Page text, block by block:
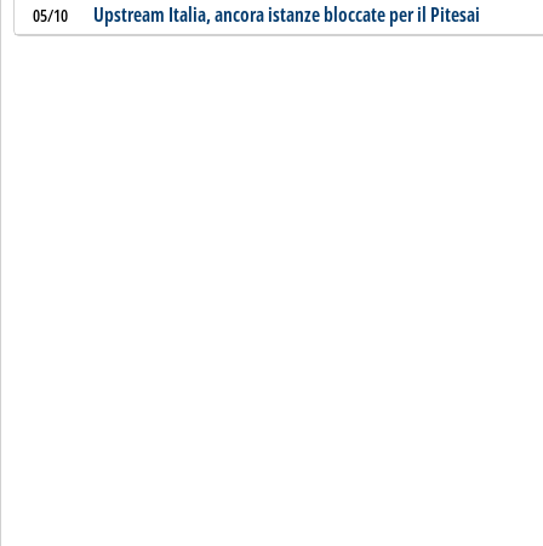
05/10 Upstream Italia, ancora istanze bloccate per il Pitesai